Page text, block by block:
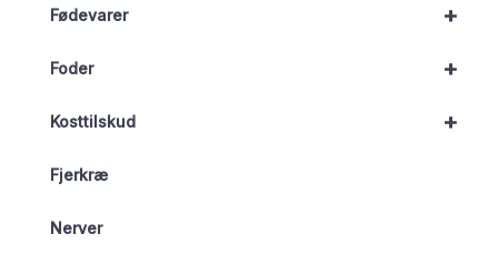
+
Fødevarer
+
Foder
+
Kosttilskud
Fjerkræ
Nerver